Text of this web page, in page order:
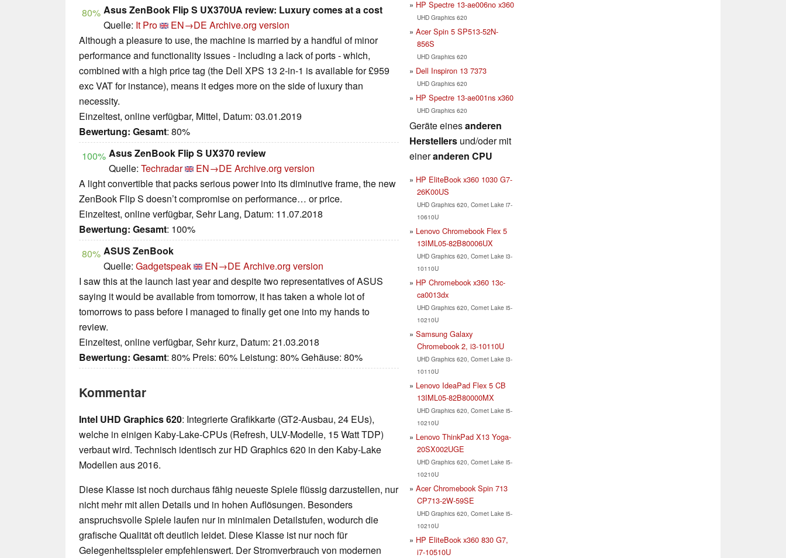
80% Asus ZenBook Flip S UX370UA review: Luxury comes at a cost
Quelle: It Pro EN→DE Archive.org version
Although a pleasure to use, the machine is married by a handful of minor
performance and functionality issues - including a lack of ports - which,
combined with a high price tag (the Dell XPS 13 2-in-1 is available for £959
exc VAT for instance), means it edges more on the side of luxury than
necessity.
Einzeltest, online verfügbar, Mittel, Datum: 03.01.2019
Bewertung: Gesamt: 80%
100% Asus ZenBook Flip S UX370 review
Quelle: Techradar EN→DE Archive.org version
A light convertible that packs serious power into its diminutive frame, the new
ZenBook Flip S doesn’t compromise on performance… or price.
Einzeltest, online verfügbar, Sehr Lang, Datum: 11.07.2018
Bewertung: Gesamt: 100%
80% ASUS ZenBook
Quelle: Gadgetspeak EN→DE Archive.org version
I saw this at the launch last year and despite two representatives of ASUS
saying it would be available from tomorrow, it has taken a whole lot of
tomorrows to pass before I managed to finally get one into my hands to
review.
Einzeltest, online verfügbar, Sehr kurz, Datum: 21.03.2018
Bewertung: Gesamt: 80% Preis: 60% Leistung: 80% Gehäuse: 80%
Kommentar
Intel UHD Graphics 620: Integrierte Grafikkarte (GT2-Ausbau, 24 EUs),
welche in einigen Kaby-Lake-CPUs (Refresh, ULV-Modelle, 15 Watt TDP)
verbaut wird. Technisch identisch zur HD Graphics 620 in den Kaby-Lake
Modellen aus 2016.
Diese Klasse ist noch durchaus fähig neueste Spiele flüssig darzustellen, nur
nicht mehr mit allen Details und in hohen Auflösungen. Besonders
anspruchsvolle Spiele laufen nur in minimalen Detailstufen, wodurch die
grafische Qualität oft deutlich leidet. Diese Klasse ist nur noch für
Gelegenheitsspieler empfehlenswert. Der Stromverbrauch von modernen
HP Spectre 13-ae006no x360
UHD Graphics 620
Acer Spin 5 SP513-52N-
856S
UHD Graphics 620
Dell Inspiron 13 7373
UHD Graphics 620
HP Spectre 13-ae001ns x360
UHD Graphics 620
Geräte einesanderen
Herstellers und/oder mit
eineranderen CPU
HP EliteBook x360 1030 G7-
26K00US
UHD Graphics 620, Comet Lake i7-
10610U
Lenovo Chromebook Flex 5
13IML05-82B80006UX
UHD Graphics 620, Comet Lake i3-
10110U
HP Chromebook x360 13c-
ca0013dx
UHD Graphics 620, Comet Lake i5-
10210U
Samsung Galaxy
Chromebook 2, i3-10110U
UHD Graphics 620, Comet Lake i3-
10110U
Lenovo IdeaPad Flex 5 CB
13IML05-82B80000MX
UHD Graphics 620, Comet Lake i5-
10210U
Lenovo ThinkPad X13 Yoga-
20SX002UGE
UHD Graphics 620, Comet Lake i5-
10210U
Acer Chromebook Spin 713
CP713-2W-59SE
UHD Graphics 620, Comet Lake i5-
10210U
HP EliteBook x360 830 G7,
i7-10510U